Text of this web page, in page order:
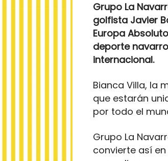
Grupo La
golfista Javier
Europa
deporte
internacional.
Bianca Villa, la
que estarán
por todo el
Grupo La
convierte así